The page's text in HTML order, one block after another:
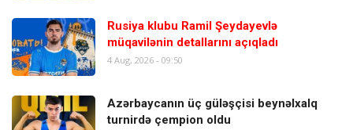
Rusiya klubu Ramil Şeydayevlə
müqavilənin detallarını açıqladı
4 Aug, 2026 - 09:50
Azərbaycanın üç güləşçisi beynəlxalq
turnirdə çempion oldu